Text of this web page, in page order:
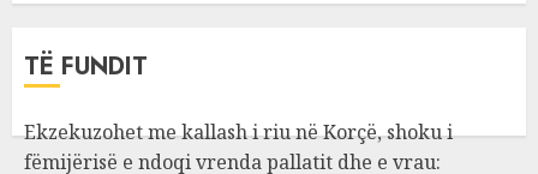
TË FUNDIT
Ekzekuzohet me kallash i riu në Korçë, shoku i
fëmijërisë e ndoqi vrenda pallatit dhe e vrau: